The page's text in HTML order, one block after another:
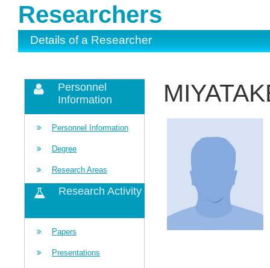
Researchers
Details of a Researcher
Personnel
Information
Personnel Information
Degree
Research Areas
Research Activity
Papers
Presentations